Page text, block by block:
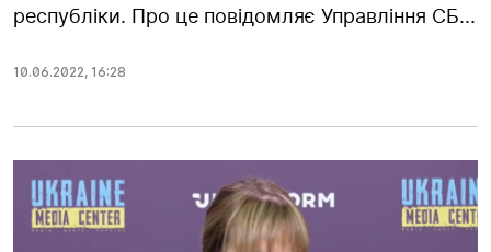
республіки. Про це повідомляє Управління СБ...
10.06.2022, 16:28